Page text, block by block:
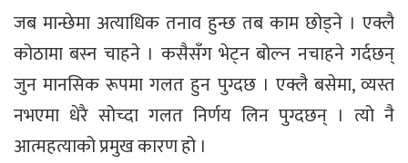
जब मान्छेमा अत्याधिक तनाव हुन्छ तब काम छोड्ने । एक्लै
कोठामा बस्न चाहने । कसैसँग भेट्न बोल्न नचाहने गर्दछन्
जुन मानसिक रूपमा गलत हुन पुग्दछ । एक्लै बसेमा, व्यस्त
नभएमा धेरै सोच्दा गलत निर्णय लिन पुग्दछन् । त्यो नै
आत्महत्याको प्रमुख कारण हो ।